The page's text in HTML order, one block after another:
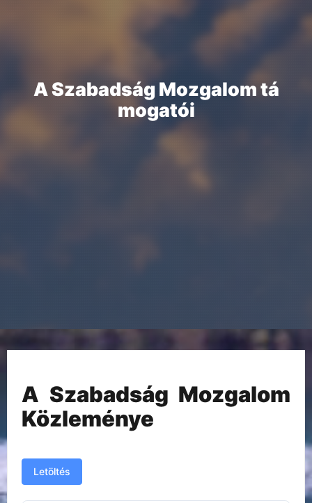
ASzabadság Mozgalomtá
mogatói
A Szabadság Mozgalom
Közleménye
Letöltés